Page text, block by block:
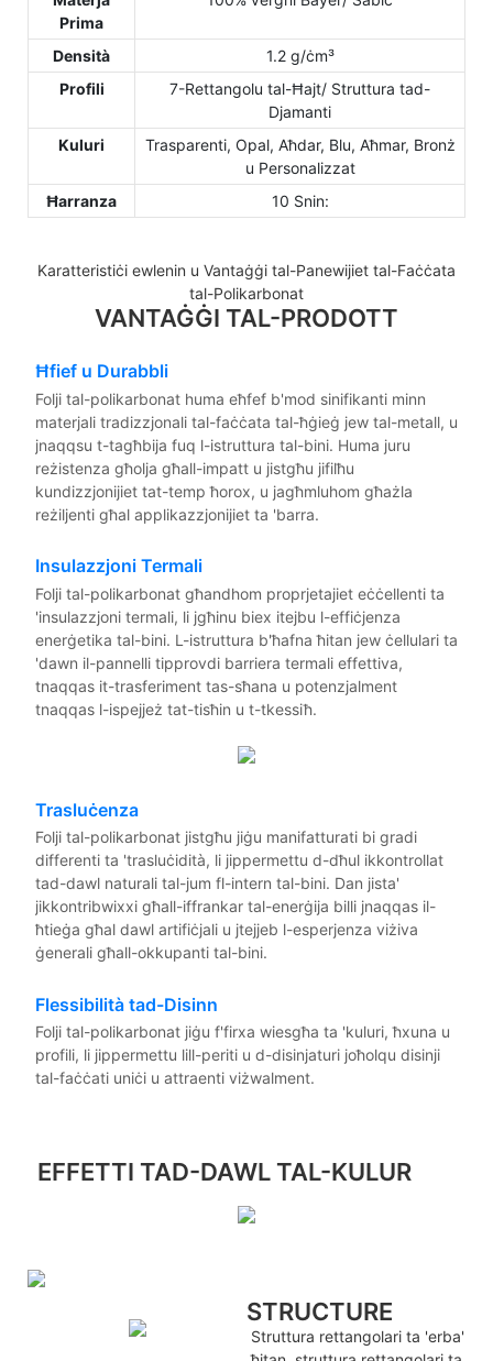
Prima
Densità
1.2 g/ċm³
Profili
7-Rettangolu tal-Ħajt/ Struttura tad-
Djamanti
Kuluri
Trasparenti, Opal, Aħdar, Blu, Aħmar, Bronż
u Personalizzat
Ħarranza
10 Snin:
Karatteristiċi ewlenin u Vantaġġi tal-Panewijiet tal-Faċċata
tal-Polikarbonat
VANTAĠĠI TAL-PRODOTT
Ħfief u Durabbli
Folji tal-polikarbonat huma eħfef b'mod sinifikanti minn
materjali tradizzjonali tal-faċċata tal-ħġieġ jew tal-metall, u
jnaqqsu t-tagħbija fuq l-istruttura tal-bini. Huma juru
reżistenza għolja għall-impatt u jistgħu jifilħu
kundizzjonijiet tat-temp ħorox, u jagħmluhom għażla
reżiljenti għal applikazzjonijiet ta 'barra.
Insulazzjoni Termali
Folji tal-polikarbonat għandhom proprjetajiet eċċellenti ta
'insulazzjoni termali, li jgħinu biex itejbu l-effiċjenza
enerġetika tal-bini. L-istruttura b'ħafna ħitan jew ċellulari ta
'dawn il-pannelli tipprovdi barriera termali effettiva,
tnaqqas it-trasferiment tas-sħana u potenzjalment
tnaqqas l-ispejjeż tat-tisħin u t-tkessiħ.
Trasluċenza
Folji tal-polikarbonat jistgħu jiġu manifatturati bi gradi
differenti ta 'trasluċidità, li jippermettu d-dħul ikkontrollat ​​
tad-dawl naturali tal-jum fl-intern tal-bini. Dan jista'
jikkontribwixxi għall-iffrankar tal-enerġija billi jnaqqas il-
ħtieġa għal dawl artifiċjali u jtejjeb l-esperjenza viżiva
ġenerali għall-okkupanti tal-bini.
Flessibilità tad-Disinn
Folji tal-polikarbonat jiġu f'firxa wiesgħa ta 'kuluri, ħxuna u
profili, li jippermettu lill-periti u d-disinjaturi joħolqu disinji
tal-faċċati uniċi u attraenti viżwalment.
EFFETTI TAD-DAWL TAL-KULUR
STRUCTURE
Struttura rettangolari ta 'erba'